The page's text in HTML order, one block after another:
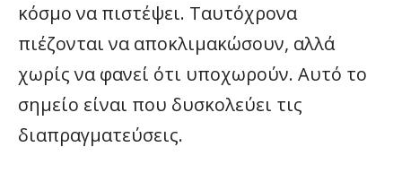
κόσμο να πιστέψει. Ταυτόχρονα
πιέζονται να αποκλιμακώσουν, αλλά
χωρίς να φανεί ότι υποχωρούν. Αυτό το
σημείο είναι που δυσκολεύει τις
διαπραγματεύσεις.